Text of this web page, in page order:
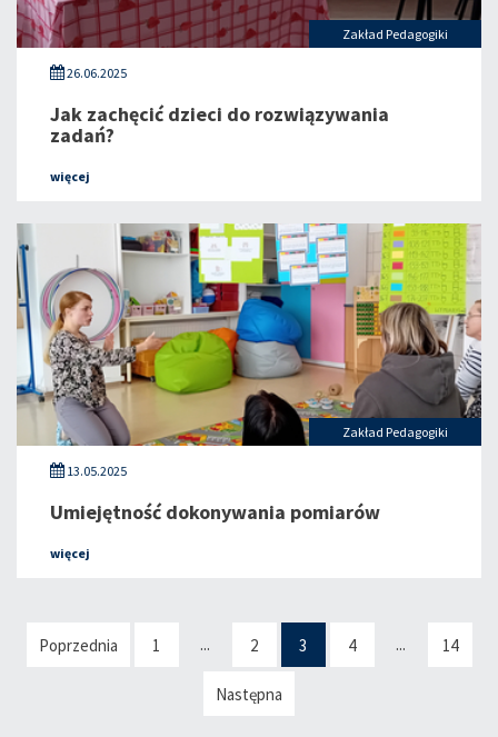
Zakład Pedagogiki
26.06.2025
Jak zachęcić dzieci do rozwiązywania
zadań?
więcej
Zakład Pedagogiki
13.05.2025
Umiejętność dokonywania pomiarów
więcej
Poprzednia 1 ... 2 3 4 ... 14
Następna